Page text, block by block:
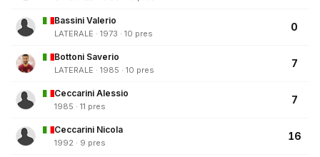
Bassini Valerio
LATERALE · 1973 · 10 pres
0
Bottoni Saverio
LATERALE · 1985 · 10 pres
7
Ceccarini Alessio
1985 · 11 pres
7
Ceccarini Nicola
1992 · 9 pres
16